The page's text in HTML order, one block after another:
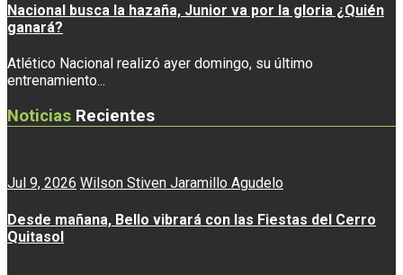
Nacional busca la hazaña, Junior va por la gloria ¿Quién
ganará?
Atlético Nacional realizó ayer domingo, su último
entrenamiento...
Noticias Recientes
Jul 9, 2026 Wilson Stiven Jaramillo Agudelo
Desde mañana, Bello vibrará con las Fiestas del Cerro
Quitasol